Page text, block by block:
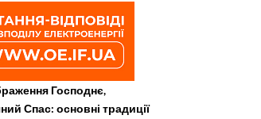
Господнє,
Спас: основні традиції